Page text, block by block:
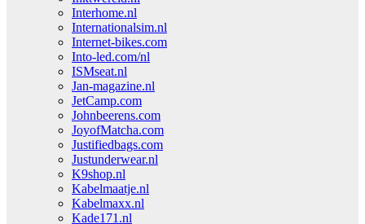
Interhome.nl
Internationalsim.nl
Internet-bikes.com
Into-led.com/nl
ISMseat.nl
Jan-magazine.nl
JetCamp.com
Johnbeerens.com
JoyofMatcha.com
Justifiedbags.com
Justunderwear.nl
K9shop.nl
Kabelmaatje.nl
Kabelmaxx.nl
Kade171.nl